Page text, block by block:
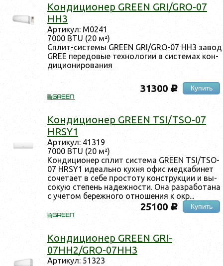
Кон­ди­ци­онер GREEN GRI/GRO-07
HH3
Ар­ти­кул: M0241
7000 BTU (20 м²)
Сплит-сис­те­мы GREEN GRI/GRO-07 HH3 за­вод
GREE пе­редо­вые тех­но­логии в сис­те­мах кон­
ди­ци­они­рова­ния
31300 c Купить
Кон­ди­ци­онер GREEN TSI/TSO-07
HRSY1
Ар­ти­кул: 41319
7000 BTU (20 м²)
Кон­ди­ци­онер сплит сис­те­ма GREEN TSI/TSO-
07 HRSY1 иде­аль­но кух­ня офис мед­ка­бинет
со­чета­ет в се­бе прос­то­ту конс­трук­ции и вы­
сокую сте­пень на­деж­ности. Она раз­ра­бота­на
с уче­том бе­реж­но­го от­но­шения к окр...
25100 c Купить
Кон­ди­ци­онер GREEN GRI-
07HH2/GRO-07HH3
Ар­ти­кул: 51323